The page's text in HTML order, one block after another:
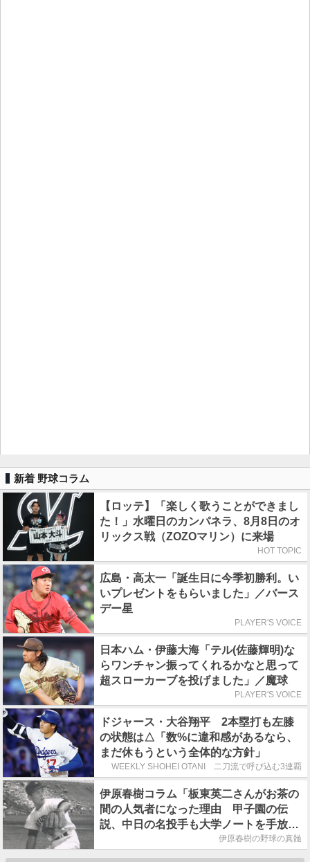
新着 野球コラム
【ロッテ】「楽しく歌うことができまし
た！」水曜日のカンパネラ、8月8日のオ
リックス戦（ZOZOマリン）に来場
HOT TOPIC
広島・高太一「誕生日に今季初勝利。い
いプレゼントをもらいました」／バース
デー星
PLAYER'S VOICE
日本ハム・伊藤大海「テル(佐藤輝明)な
らワンチャン振ってくれるかなと思って
超スローカーブを投げました」／魔球
PLAYER'S VOICE
ドジャース・大谷翔平 2本塁打も左膝
の状態は△「数%に違和感があるなら、
まだ休もうという全体的な方針」
WEEKLY SHOHEI OTANI 二刀流で呼び込む3連覇
伊原春樹コラム「板東英二さんがお茶の
間の人気者になった理由 甲子園の伝
説、中日の名投手も大学ノートを手放さ
伊原春樹の野球の真髄